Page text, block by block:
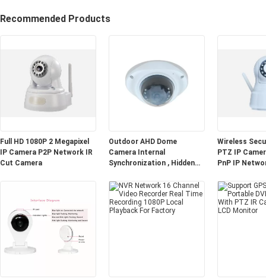
Recommended Products
Full HD 1080P 2 Megapixel
IP Camera P2P Network IR
Cut Camera
Outdoor AHD Dome
Camera Internal
Synchronization , Hidden
Wireless
PTZ IP
PnP IP